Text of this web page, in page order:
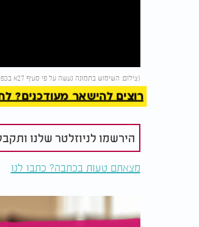
(צילום: השימוש בתמונה נעשה על פי סעיף 27א בכפוף לחוק זכות היוצרים. בעל זכות היוצרים זכאי לבקש את הסרת הסרטון מ-
רוצים להישאר מעודכנים?
הירשמו לניוזלטר שלנו
מצאתם טעות בכתבה? כתבו לנו